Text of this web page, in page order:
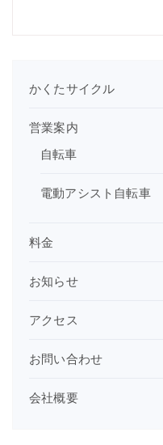
かくたサイクル
営業案内
自転車
電動アシスト自転車
料金
お知らせ
アクセス
お問い合わせ
会社概要